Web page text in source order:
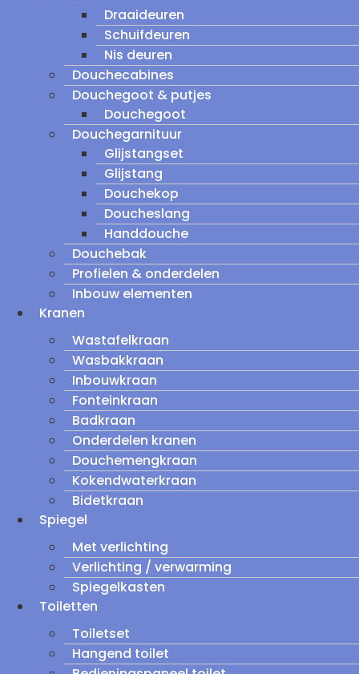
Draaideuren
Schuifdeuren
Nis deuren
Douchecabines
Douchegoot & putjes
Douchegoot
Douchegarnituur
Glijstangset
Glijstang
Douchekop
Doucheslang
Handdouche
Douchebak
Profielen & onderdelen
Inbouw elementen
Kranen
Wastafelkraan
Wasbakkraan
Inbouwkraan
Fonteinkraan
Badkraan
Onderdelen kranen
Douchemengkraan
Kokendwaterkraan
Bidetkraan
Spiegel
Met verlichting
Verlichting / verwarming
Spiegelkasten
Toiletten
Toiletset
Hangend toilet